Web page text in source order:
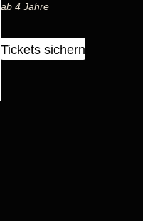
ab 4 Jahre
Tickets sichern